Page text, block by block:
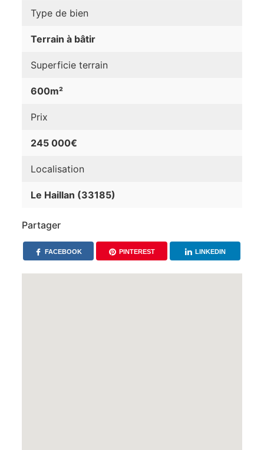
Type de bien
Terrain à bâtir
Superficie terrain
600m²
Prix
245 000€
Localisation
Le Haillan (33185)
Partager
FACEBOOK PINTEREST LINKEDIN